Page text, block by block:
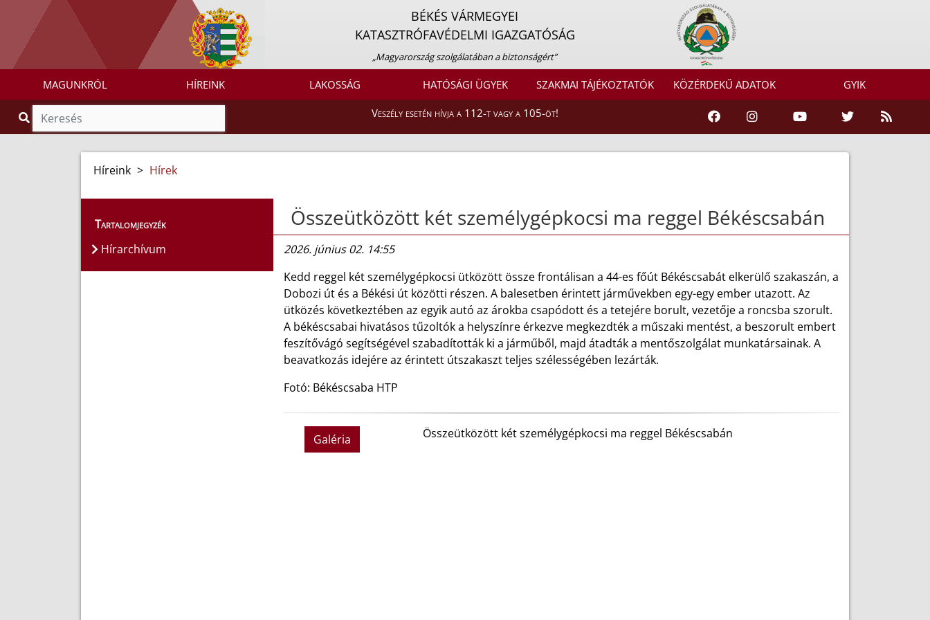
BÉKÉS VÁRMEGYEI
KATASZTRÓFAVÉDELMI IGAZGATÓSÁG
„Magyarország szolgálatában a biztonságért”
MAGUNKRÓL HÍREINK LAKOSSÁG HATÓSÁGI ÜGYEK SZAKMAI TÁJÉKOZTATÓK KÖZÉRDEKŰ ADATOK GYIK
Veszély esetén hívja a 112-t vagy a 105-öt!
Híreink > Hírek
Tartalomjegyzék
Hírarchívum
Összeütközött két személygépkocsi ma reggel Békéscsabán
2026. június 02. 14:55
Kedd reggel két személygépkocsi ütközött össze frontálisan a 44-es főút Békéscsabát elkerülő szakaszán, a
Dobozi út és a Békési út közötti részen. A balesetben érintett járművekben egy-egy ember utazott. Az
ütközés következtében az egyik autó az árokba csapódott és a tetejére borult, vezetője a roncsba szorult.
A békéscsabai hivatásos tűzoltók a helyszínre érkezve megkezdték a műszaki mentést, a beszorult embert
feszítővágó segítségével szabadították ki a járműből, majd átadták a mentőszolgálat munkatársainak. A
beavatkozás idejére az érintett útszakaszt teljes szélességében lezárták.
Fotó: Békéscsaba HTP
Galéria Összeütközött két személygépkocsi ma reggel Békéscsabán